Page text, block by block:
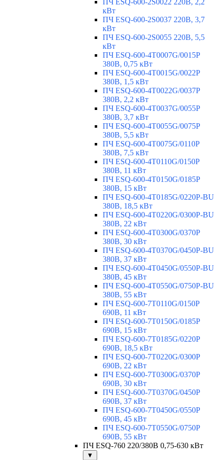
ПЧ ESQ-600-2S0022 220В, 2,2
кВт
ПЧ ESQ-600-2S0037 220В, 3,7
кВт
ПЧ ESQ-600-2S0055 220В, 5,5
кВт
ПЧ ESQ-600-4T0007G/0015P
380В, 0,75 кВт
ПЧ ESQ-600-4T0015G/0022P
380В, 1,5 кВт
ПЧ ESQ-600-4T0022G/0037P
380В, 2,2 кВт
ПЧ ESQ-600-4T0037G/0055P
380В, 3,7 кВт
ПЧ ESQ-600-4T0055G/0075P
380В, 5,5 кВт
ПЧ ESQ-600-4T0075G/0110P
380В, 7,5 кВт
ПЧ ESQ-600-4T0110G/0150P
380В, 11 кВт
ПЧ ESQ-600-4T0150G/0185P
380В, 15 кВт
ПЧ ESQ-600-4T0185G/0220P-BU
380В, 18,5 кВт
ПЧ ESQ-600-4T0220G/0300P-BU
380В, 22 кВт
ПЧ ESQ-600-4T0300G/0370P
380В, 30 кВт
ПЧ ESQ-600-4T0370G/0450P-BU
380В, 37 кВт
ПЧ ESQ-600-4T0450G/0550P-BU
380В, 45 кВт
ПЧ ESQ-600-4T0550G/0750P-BU
380В, 55 кВт
ПЧ ESQ-600-7T0110G/0150P
690В, 11 кВт
ПЧ ESQ-600-7T0150G/0185P
690В, 15 кВт
ПЧ ESQ-600-7T0185G/0220P
690В, 18,5 кВт
ПЧ ESQ-600-7T0220G/0300P
690В, 22 кВт
ПЧ ESQ-600-7T0300G/0370P
690В, 30 кВт
ПЧ ESQ-600-7T0370G/0450P
690В, 37 кВт
ПЧ ESQ-600-7T0450G/0550P
690В, 45 кВт
ПЧ ESQ-600-7T0550G/0750P
690В, 55 кВт
ПЧ ESQ-760 220/380В 0,75-630 кВт
▼